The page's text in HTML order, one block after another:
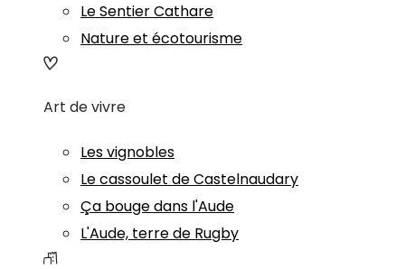
Le Sentier Cathare
Nature et écotourisme
Art de vivre
Les vignobles
Le cassoulet de Castelnaudary
Ça bouge dans l'Aude
L'Aude, terre de Rugby